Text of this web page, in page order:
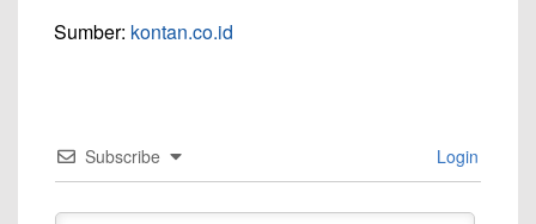
Sumber: kontan.co.id
Subscribe Login